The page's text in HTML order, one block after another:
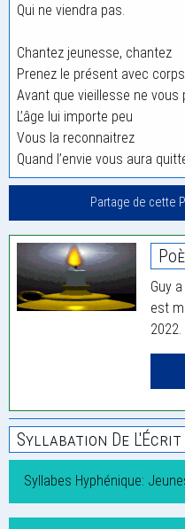
Qui ne viendra pas.
Chantez jeunesse, chantez
Prenez le présent avec
Avant que vieillesse ne vous
L’âge lui importe peu
Vous la reconnaitrez
Quand l’envie vous aura
Partage de cette
Guy
est
2022.
Syllabation De L'Écrit
Syllabes Hyphénique: